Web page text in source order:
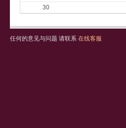
30
任何的意见与问题 请联系 在线客服